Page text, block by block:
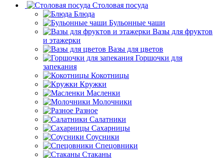
Столовая посуда
Блюда
Бульонные чаши
Вазы для фруктов
и этажерки
Вазы для цветов
Горшочки для
запекания
Кокотницы
Кружки
Масленки
Молочники
Разное
Салатники
Сахарницы
Соусники
Спецовники
Стаканы